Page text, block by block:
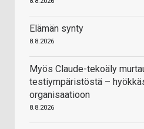
Elämän synty
8.8.2026
Myös Claude-tekoäly
testiympäristöstä –
organisaatioon
8.8.2026